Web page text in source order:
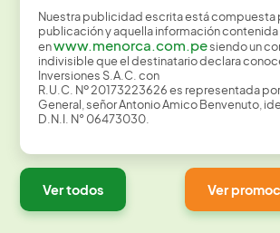
Nuestra publicidad escrita está compuesta
publicación y aquella información contenida
enwww.menorca.com.pesiendo un
indivisible que el destinatario declara
Inversiones S.A.C. con
R.U.C. Nº 20173223626 es representada
General, señor Antonio Amico Benvenuto,
D.N.I. N° 06473030.
Ver todos Ver